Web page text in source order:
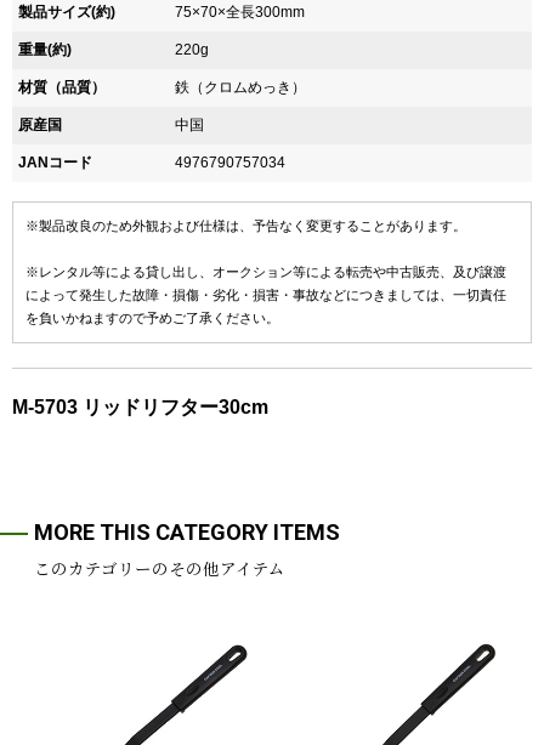
製品サイズ(約) 75×70×全長300mm
重量(約) 220g
材質（品質） 鉄（クロムめっき）
原産国 中国
JANコード 4976790757034
※製品改良のため外観および仕様は、予告なく変更することがあります。
※レンタル等による貸し出し、オークション等による転売や中古販売、及び譲渡
によって発生した故障・損傷・劣化・損害・事故などにつきましては、一切責任
を負いかねますので予めご了承ください。
M-5703 リッドリフター30cm
MORE THIS CATEGORY ITEMS
このカテゴリーのその他アイテム